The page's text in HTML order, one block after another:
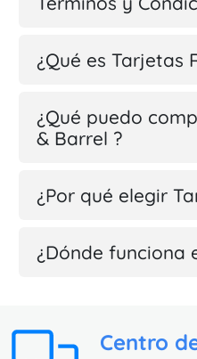
¿Qué es Tarjetas
¿Qué puedo
& Barrel ?
¿Por qué elegir
¿Dónde funciona
Centro